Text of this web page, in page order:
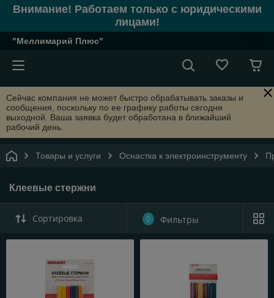
Внимание! Работаем только с юридическими
лицами!
"Меллимарий Плюс"
Сейчас компания не может быстро обрабатывать заказы и
сообщения, поскольку по ее графику работы сегодня
выходной. Ваша заявка будет обработана в ближайший
рабочий день.
Товары и услуги Оснастка к электроинструменту
Клеевые стержни
Сортировка 0 Фильтры